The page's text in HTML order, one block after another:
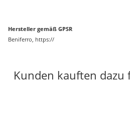
Hersteller gemäß GPSR
Beniferro, https://
Kunden kauften dazu